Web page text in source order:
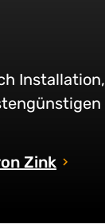
Installation,
Zink